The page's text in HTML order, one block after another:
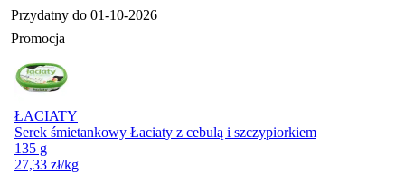
Przydatny do 01-10-2026
Promocja
ŁACIATY
Serek śmietankowy Łaciaty z cebulą i szczypiorkiem
135 g
27,33 zł/kg